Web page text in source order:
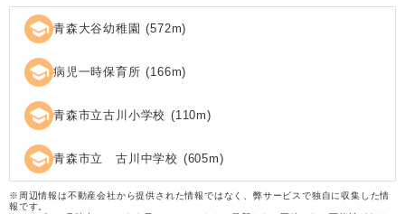
school 青森大谷幼稚園 (572m)
school 病児一時保育所 (166m)
school 青森市立古川小学校 (110m)
school 青森市立 古川中学校 (605m)
※周辺情報は不動産会社から提供された情報ではなく、弊サービスで独自に収集した情
報です。